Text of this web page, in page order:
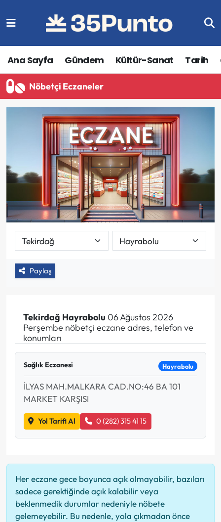
Ana Sayfa Gündem Kültür-Sanat Tarih
Nöbetçi Eczaneler
Paylaş
Tekirdağ Hayrabolu 06 Ağustos 2026
Perşembe nöbetçi eczane adres, telefon ve
konumları
Sağlık Eczanesi Hayrabolu
İLYAS MAH.MALKARA CAD.NO:46 BA 101
MARKET KARŞISI
Yol Tarifi Al 0 (282) 315 41 15
Her eczane gece boyunca açık olmayabilir, bazıları
sadece gerektiğinde açık kalabilir veya
beklenmedik durumlar nedeniyle nöbete
gelemeyebilir. Bu nedenle, yola çıkmadan önce